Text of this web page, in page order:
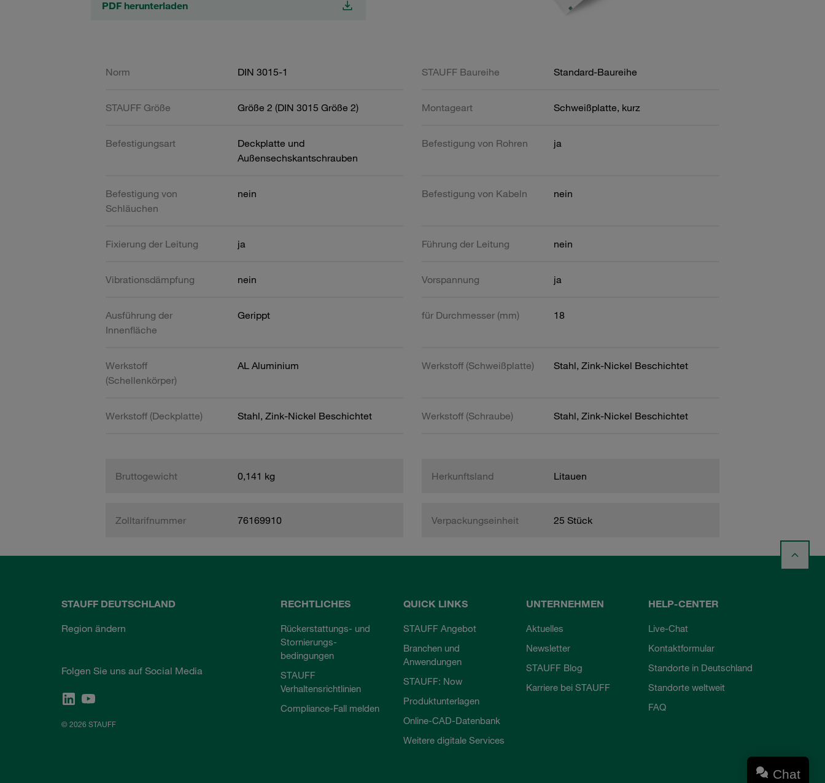
PDF herunterladen
Norm DIN 3015-1 STAUFF Baureihe Standard-Baureihe
STAUFF Größe Größe 2 (DIN 3015 Größe 2) Montageart Schweißplatte, kurz
Befestigungsart
Deckplatte und
Außensechskantschrauben
Befestigung von Rohren ja
Befestigung von
Schläuchen
nein Befestigung von Kabeln nein
Fixierung der Leitung ja Führung der Leitung nein
Vibrationsdämpfung nein Vorspannung ja
Ausführung der
Innenfläche
Gerippt für Durchmesser (mm) 18
Werkstoff
(Schellenkörper)
AL Aluminium Werkstoff (Schweißplatte) Stahl, Zink-Nickel Beschichtet
Werkstoff (Deckplatte) Stahl, Zink-Nickel Beschichtet Werkstoff (Schraube) Stahl, Zink-Nickel Beschichtet
Bruttogewicht 0,141 kg Herkunftsland Litauen
Zolltarifnummer 76169910 Verpackungseinheit 25 Stück
STAUFF DEUTSCHLAND
Region ändern
Folgen Sie uns auf Social Media
© 2026 STAUFF
RECHTLICHES
Rückerstattungs- und
Stornierungs-
bedingungen
STAUFF
Verhaltensrichtlinien
Compliance-Fall melden
QUICK LINKS
STAUFF Angebot
Branchen und
Anwendungen
STAUFF: Now
Produktunterlagen
Online-CAD-Datenbank
Weitere digitale Services
UNTERNEHMEN
Aktuelles
Newsletter
STAUFF Blog
Karriere bei STAUFF
HELP-CENTER
Live-Chat
Kontaktformular
Standorte in Deutschland
Standorte weltweit
FAQ
Chat